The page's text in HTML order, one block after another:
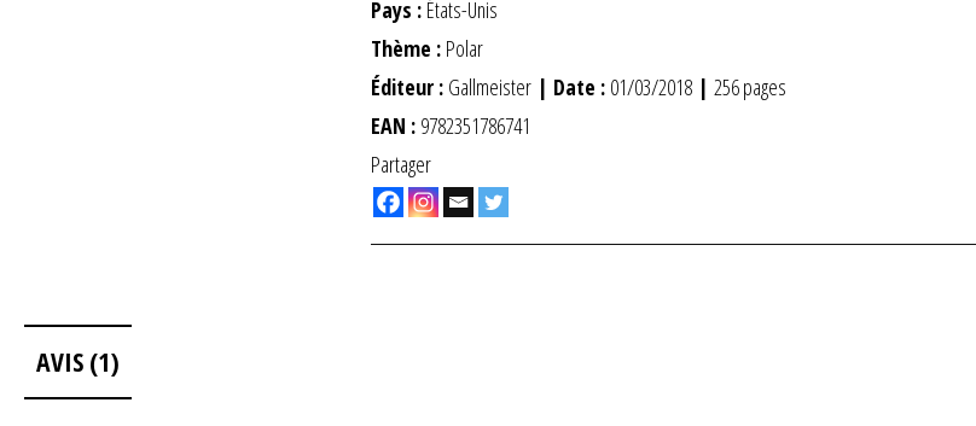
Pays : États-Unis
Thème : Polar
Éditeur : Gallmeister| Date : 01/03/2018| 256 pages
EAN : 9782351786741
Partager
AVIS (1)